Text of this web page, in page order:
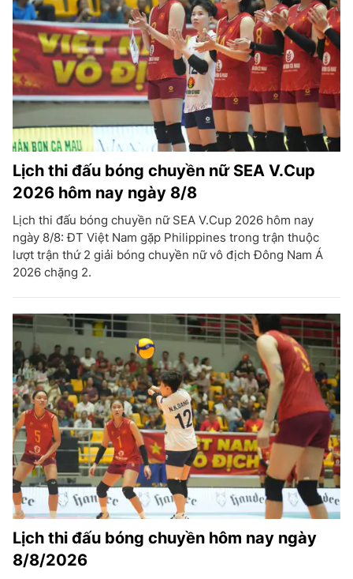
Lịch thi đấu bóng chuyền nữ SEA V.Cup
2026 hôm nay ngày 8/8
Lịch thi đấu bóng chuyền nữ SEA V.Cup 2026 hôm nay
ngày 8/8: ĐT Việt Nam gặp Philippines trong trận thuộc
lượt trận thứ 2 giải bóng chuyền nữ vô địch Đông Nam Á
2026 chặng 2.
Lịch thi đấu bóng chuyền hôm nay ngày
8/8/2026